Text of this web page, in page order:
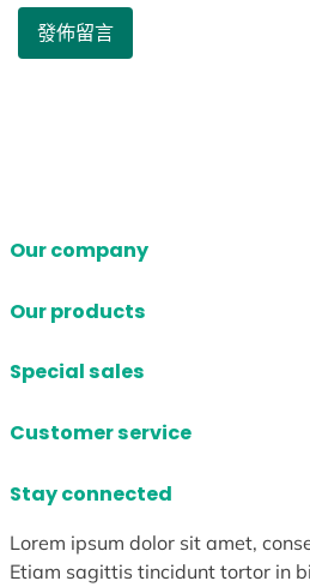
Our company
Our products
Special sales
Customer service
Stay connected
Lorem ipsum dolor sit amet,
Etiam sagittis tincidunt tortor in